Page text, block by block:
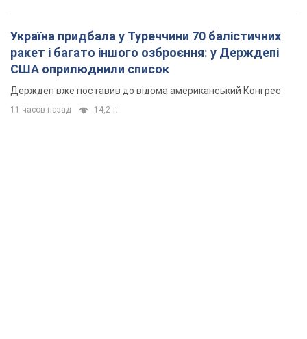
Україна придбала у Туреччини 70 балістичних
ракет і багато іншого озброєння: у Держдепі
США оприлюднили список
Держдеп вже поставив до відома американський Конгрес
11 часов назад 14,2 т.